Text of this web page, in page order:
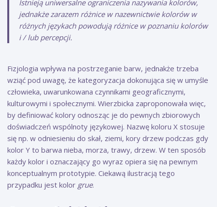
Istnieją uniwersalne ograniczenia nazywania kolorów,
jednakże zarazem różnice w nazewnictwie kolorów w
różnych językach powodują różnice w poznaniu kolorów
i / lub percepcji.
Fizjologia wpływa na postrzeganie barw, jednakże trzeba
wziąć pod uwagę, że kategoryzacja dokonująca się w umyśle
człowieka, uwarunkowana czynnikami geograficznymi,
kulturowymi i społecznymi. Wierzbicka zaproponowała więc,
by definiować kolory odnosząc je do pewnych zbiorowych
doświadczeń wspólnoty językowej. Nazwę koloru X stosuje
się np. w odniesieniu do skał, ziemi, kory drzew podczas gdy
kolor Y to barwa nieba, morza, trawy, drzew. W ten sposób
każdy kolor i oznaczający go wyraz opiera się na pewnym
konceptualnym prototypie. Ciekawą ilustracją tego
przypadku jest kolor grue.